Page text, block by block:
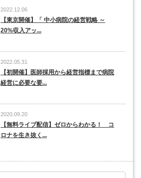
2022.12.06
【東京開催】「 中小病院の経営戦略 ～
20%収入アッ...
2022.05.31
【初開催】医師採用から経営指標まで病院
経営に必要な要...
2020.09.20
【無料ライブ配信】ゼロからわかる！ コ
ロナを生き抜く...